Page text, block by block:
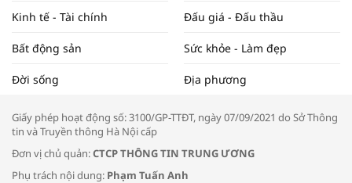
Tọa đàm “Xúc tiến thương mại: Khơi
Kinh tế - Tài chính Đấu giá - Đấu thầu
Bất động sản Sức khỏe - Làm đẹp
Đời sống Địa phương
Giấy phép hoạt động số: 3100/GP-TTĐT, ngày 07/09/2021 do Sở Thông
tin và Truyền thông Hà Nội cấp
Đơn vị chủ quản:CTCP THÔNG TIN TRUNG ƯƠNG
Phụ trách nội dung: Phạm Tuấn Anh